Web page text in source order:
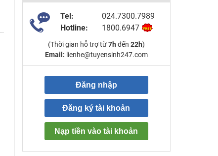
Tel:
024.7300.7989
Hotline:
1800.6947
(Thời gian hỗ trợ từ7h đến 22h)
Email: lienhe@tuyensinh247.com
Đăng nhập
Đăng ký tài khoản
Nạp tiền vào tài khoản